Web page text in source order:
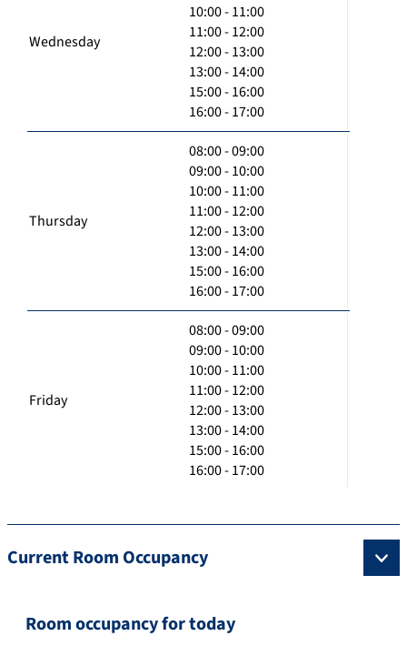
Wednesday
10:00 - 11:00
11:00 - 12:00
12:00 - 13:00
13:00 - 14:00
15:00 - 16:00
16:00 - 17:00
Thursday
08:00 - 09:00
09:00 - 10:00
10:00 - 11:00
11:00 - 12:00
12:00 - 13:00
13:00 - 14:00
15:00 - 16:00
16:00 - 17:00
Friday
08:00 - 09:00
09:00 - 10:00
10:00 - 11:00
11:00 - 12:00
12:00 - 13:00
13:00 - 14:00
15:00 - 16:00
16:00 - 17:00
Current Room Occupancy
Room occupancy for today